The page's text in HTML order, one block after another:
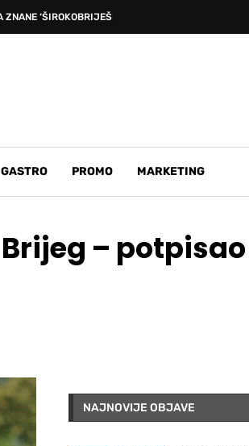
‘ŠIROKOBRIJEŠKE DEVETNICE’, PRVA...
GASTRO PROMO MARKETING
–
NAJNOVIJE OBJAVE